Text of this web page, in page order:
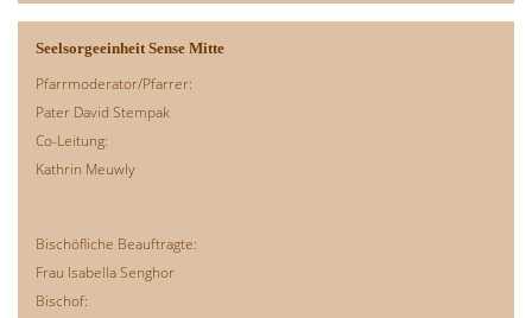
Seelsorgeeinheit Sense Mitte
Pfarrmoderator/Pfarrer:
Pater David Stempak
Co-Leitung:
Kathrin Meuwly
Bischöfliche Beauftragte:
Frau Isabella Senghor
Bischof: